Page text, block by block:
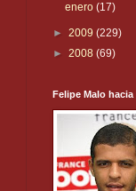
enero(17)
► 2009 (229)
► 2008 (69)
Felipe Malo